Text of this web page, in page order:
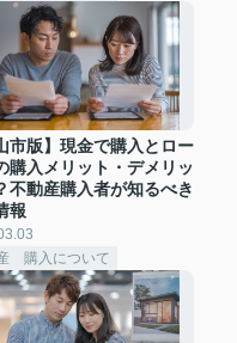
市版】現金で購入とロー
購入メリット・デメリッ
不動産購入者が知るべき
報
購入について